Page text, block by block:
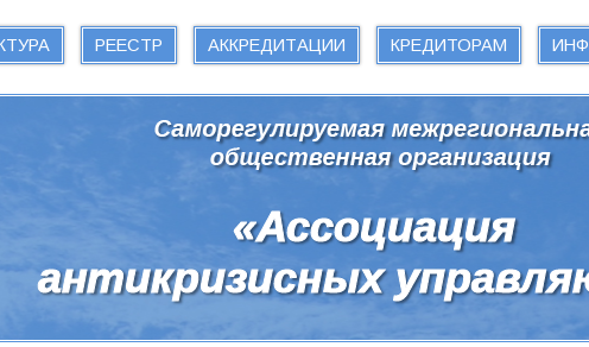
РЕЕСТР АККРЕДИТАЦИИ КРЕДИТОРАМ